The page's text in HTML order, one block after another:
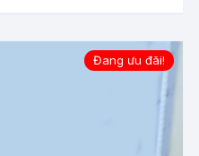
Đang ưu đãi!